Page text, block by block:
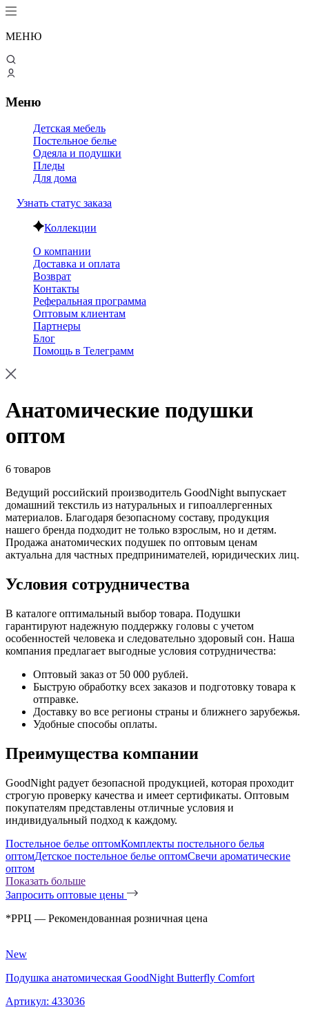
МЕНЮ
Меню
Детская мебель
Постельное белье
Одеяла и подушки
Пледы
Для дома
Узнать статус заказа
Коллекции
О компании
Доставка и оплата
Возврат
Контакты
Реферальная программа
Оптовым клиентам
Партнеры
Блог
Помощь в Телеграмм
Анатомические подушки
оптом
6 товаров
Ведущий российский производитель GoodNight выпускает
домашний текстиль из натуральных и гипоаллергенных
материалов. Благодаря безопасному составу, продукция
нашего бренда подходит не только взрослым, но и детям.
Продажа анатомических подушек по оптовым ценам
актуальна для частных предпринимателей, юридических лиц.
Условия сотрудничества
В каталоге оптимальный выбор товара. Подушки
гарантируют надежную поддержку головы с учетом
особенностей человека и следовательно здоровый сон. Наша
компания предлагает выгодные условия сотрудничества:
Оптовый заказ от 50 000 рублей.
Быструю обработку всех заказов и подготовку товара к
отправке.
Доставку во все регионы страны и ближнего зарубежья.
Удобные способы оплаты.
Преимущества компании
GoodNight радует безопасной продукцией, которая проходит
строгую проверку качества и имеет сертификаты. Оптовым
покупателям представлены отличные условия и
индивидуальный подход к каждому.
Постельное белье оптомКомплекты постельного белья
оптомДетское постельное белье оптомСвечи ароматические
оптом
Показать больше
Запросить оптовые цены
*РРЦ — Рекомендованная розничная цена
New
Подушка анатомическая GoodNight Butterfly Comfort
Артикул: 433036